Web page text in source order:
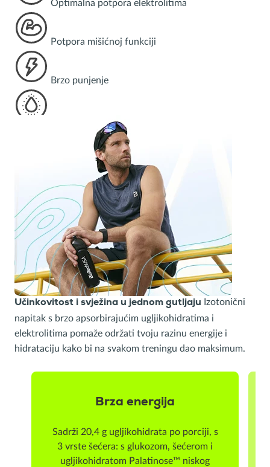
Optimalna potpora elektrolitima
Potpora mišićnoj funkciji
Brzo punjenje
Obogaćeno vitaminima
Učinkovitost i svježina u jednom gutljaju Izotonični
napitak s brzo apsorbirajućim ugljikohidratima i
elektrolitima pomaže održati tvoju razinu energije i
hidrataciju kako bi na svakom treningu dao maksimum.
Brza energija
Sadrži 20,4 g ugljikohidrata po porciji, s
3 vrste šećera: s glukozom, šećerom i
ugljikohidratom Palatinose™ niskog